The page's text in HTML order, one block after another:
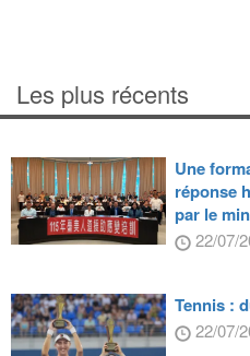
Les plus récents
Une
réponse
par le
22/07/
Tennis :
22/07/